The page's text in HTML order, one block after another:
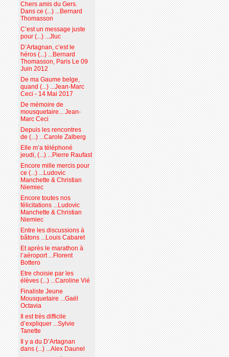
Chers amis du Gers.
Dans ce (...) ...Bernard
Thomasson
C’est un message juste
pour (...) ...Jluc
D’Artagnan, c’est le
héros (...) ...Bernard
Thomasson, Paris Le 09
Juin 2012
De ma Gaume belge,
quand (...) ...Jean-Marc
Ceci - 14 Mai 2017
De mémoire de
mousquetaire... Jean-
Marc Ceci
Depuis les rencontres
de (...) ...Carole Zalberg
Elle m’a téléphoné
jeudi, (...) ...Pierre Raufast
Encore mille mercis pour
ce (...) ...Ludovic
Manchette & Christian
Niemiec
Encore toutes nos
félicitations ...Ludovic
Manchette & Christian
Niemiec
Entre les discussions à
bâtons ...Louis Cabaret
Et après le marathon à
l’aéroport ...Florent
Bottero
Etre choisie par les
élèves (...) ...Caroline Vié
Finaliste Jeune
Mousquetaire ...Gaël
Octavia
Il est très difficile
d’expliquer ...Sylvie
Tanette
Il y a du D’Artagnan
dans (...) ...Alex Daunel